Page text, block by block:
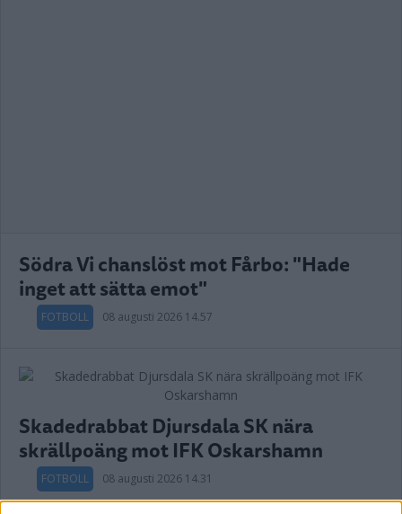
Södra Vi chanslöst mot Fårbo: "Hade
inget att sätta emot"
FOTBOLL 08 augusti 2026 14.57
Skadedrabbat Djursdala SK nära
skrällpoäng mot IFK Oskarshamn
FOTBOLL 08 augusti 2026 14.31